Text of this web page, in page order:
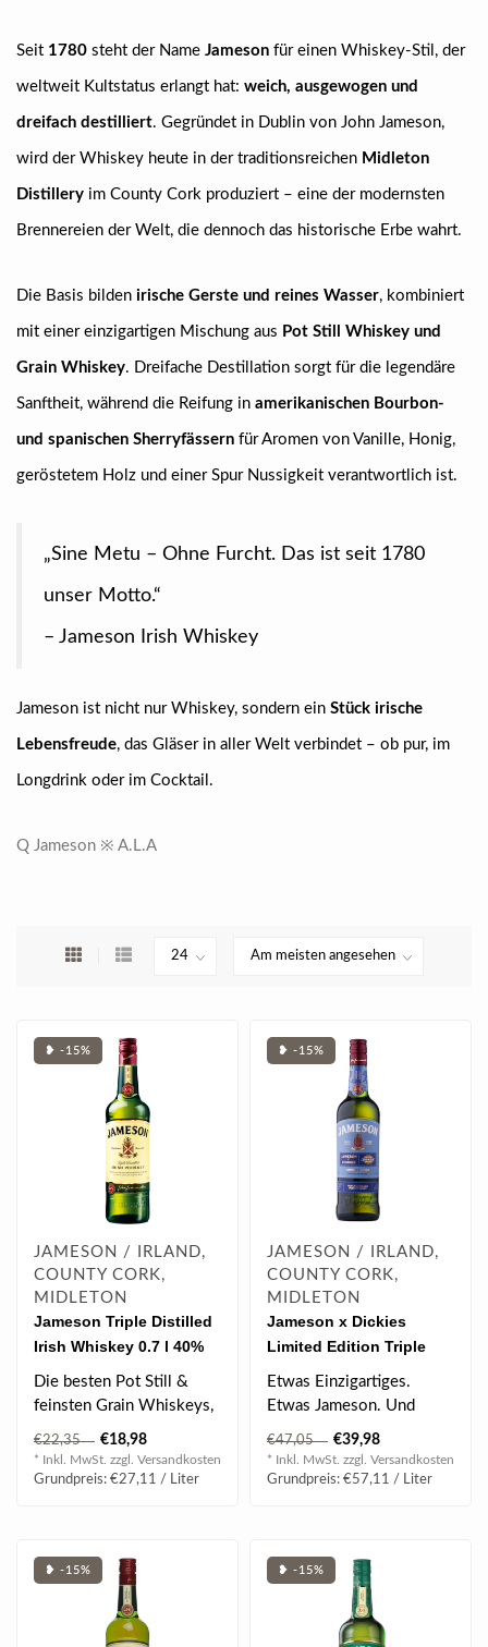
Seit 1780 steht der Name Jameson für einen Whiskey-Stil, der
weltweit Kultstatus erlangt hat: weich, ausgewogen und
dreifach destilliert. Gegründet in Dublin von John Jameson,
wird der Whiskey heute in der traditionsreichen Midleton
Distillery im County Cork produziert – eine der modernsten
Brennereien der Welt, die dennoch das historische Erbe wahrt.
Die Basis bilden irische Gerste und reines Wasser, kombiniert
mit einer einzigartigen Mischung aus Pot Still Whiskey und
Grain Whiskey. Dreifache Destillation sorgt für die legendäre
Sanftheit, während die Reifung in amerikanischen Bourbon-
und spanischen Sherryfässern für Aromen von Vanille, Honig,
geröstetem Holz und einer Spur Nussigkeit verantwortlich ist.
„Sine Metu – Ohne Furcht. Das ist seit 1780
unser Motto.“
– Jameson Irish Whiskey
Jameson ist nicht nur Whiskey, sondern ein Stück irische
Lebensfreude, das Gläser in aller Welt verbindet – ob pur, im
Longdrink oder im Cocktail.
Q Jameson ※ A.L.A
❥ -15%
JAMESON / IRLAND,
COUNTY CORK,
MIDLETON
Jameson Triple Distilled
Irish Whiskey 0.7 l 40%
vol
Die besten Pot Still &
feinsten Grain Whiskeys,
diese dreifach destilliert.
Nich..
€22,35 €18,98
* Inkl. MwSt. zzgl. Versandkosten
Grundpreis: €27,11 / Liter
❥ -15%
JAMESON / IRLAND,
COUNTY CORK,
MIDLETON
Jameson x Dickies
Limited Edition Triple
Distilled Irish Whiskey
0.7 l 40% vol
Etwas Einzigartiges.
Etwas Jameson. Und
etwas Dickies.
€47,05 €39,98
* Inkl. MwSt. zzgl. Versandkosten
Grundpreis: €57,11 / Liter
❥ -15% ❥ -15%